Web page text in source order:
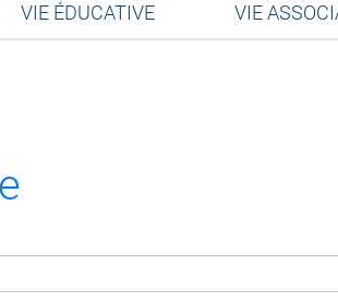
VIE ÉDUCATIVE VIE